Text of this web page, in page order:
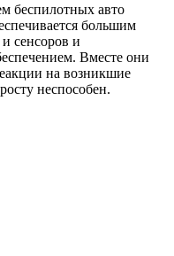
беспилотных авто
большим
сенсоров и
Вместе они
на возникшие
неспособен.